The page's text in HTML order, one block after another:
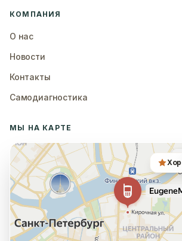
КОМПАНИЯ
О нас
Новости
Контакты
Самодиагностика
МЫ НА КАРТЕ